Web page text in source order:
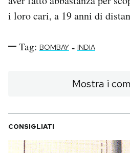
i loro cari, a 19 anni di
Tag: BOMBAY - INDIA
Mostra i
CONSIGLIATI